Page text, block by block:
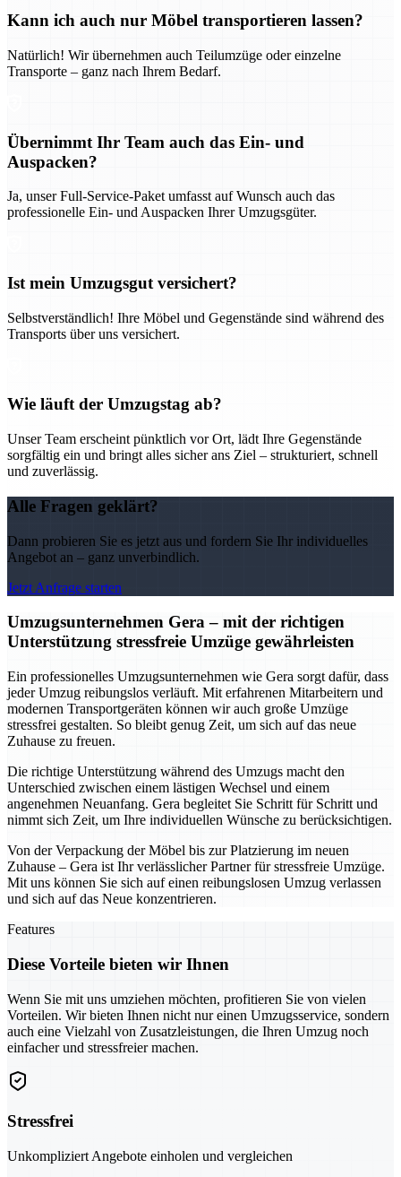
Kann ich auch nur Möbel transportieren lassen?
Natürlich! Wir übernehmen auch Teilumzüge oder einzelne
Transporte – ganz nach Ihrem Bedarf.
Übernimmt Ihr Team auch das Ein- und
Auspacken?
Ja, unser Full-Service-Paket umfasst auf Wunsch auch das
professionelle Ein- und Auspacken Ihrer Umzugsgüter.
Ist mein Umzugsgut versichert?
Selbstverständlich! Ihre Möbel und Gegenstände sind während des
Transports über uns versichert.
Wie läuft der Umzugstag ab?
Unser Team erscheint pünktlich vor Ort, lädt Ihre Gegenstände
sorgfältig ein und bringt alles sicher ans Ziel – strukturiert, schnell
und zuverlässig.
Alle Fragen geklärt?
Dann probieren Sie es jetzt aus und fordern Sie Ihr individuelles
Angebot an – ganz unverbindlich.
Jetzt Anfrage starten
Umzugsunternehmen Gera – mit der richtigen
Unterstützung stressfreie Umzüge gewährleisten
Ein professionelles Umzugsunternehmen wie Gera sorgt dafür, dass
jeder Umzug reibungslos verläuft. Mit erfahrenen Mitarbeitern und
modernen Transportgeräten können wir auch große Umzüge
stressfrei gestalten. So bleibt genug Zeit, um sich auf das neue
Zuhause zu freuen.
Die richtige Unterstützung während des Umzugs macht den
Unterschied zwischen einem lästigen Wechsel und einem
angenehmen Neuanfang. Gera begleitet Sie Schritt für Schritt und
nimmt sich Zeit, um Ihre individuellen Wünsche zu berücksichtigen.
Von der Verpackung der Möbel bis zur Platzierung im neuen
Zuhause – Gera ist Ihr verlässlicher Partner für stressfreie Umzüge.
Mit uns können Sie sich auf einen reibungslosen Umzug verlassen
und sich auf das Neue konzentrieren.
Features
Diese Vorteile bieten wir Ihnen
Wenn Sie mit uns umziehen möchten, profitieren Sie von vielen
Vorteilen. Wir bieten Ihnen nicht nur einen Umzugsservice, sondern
auch eine Vielzahl von Zusatzleistungen, die Ihren Umzug noch
einfacher und stressfreier machen.
Stressfrei
Unkompliziert Angebote einholen und vergleichen